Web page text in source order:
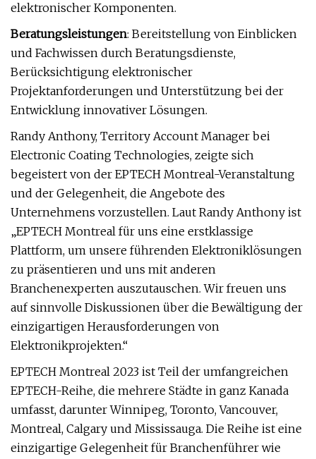
elektronischer Komponenten.
Beratungsleistungen: Bereitstellung von Einblicken
und Fachwissen durch Beratungsdienste,
Berücksichtigung elektronischer
Projektanforderungen und Unterstützung bei der
Entwicklung innovativer Lösungen.
Randy Anthony, Territory Account Manager bei
Electronic Coating Technologies, zeigte sich
begeistert von der EPTECH Montreal-Veranstaltung
und der Gelegenheit, die Angebote des
Unternehmens vorzustellen. Laut Randy Anthony ist
„EPTECH Montreal für uns eine erstklassige
Plattform, um unsere führenden Elektroniklösungen
zu präsentieren und uns mit anderen
Branchenexperten auszutauschen. Wir freuen uns
auf sinnvolle Diskussionen über die Bewältigung der
einzigartigen Herausforderungen von
Elektronikprojekten.“
EPTECH Montreal 2023 ist Teil der umfangreichen
EPTECH-Reihe, die mehrere Städte in ganz Kanada
umfasst, darunter Winnipeg, Toronto, Vancouver,
Montreal, Calgary und Mississauga. Die Reihe ist eine
einzigartige Gelegenheit für Branchenführer wie